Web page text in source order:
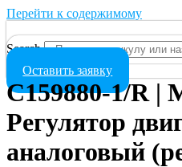
Перейти к содержимому
Search
Оставить заявку
C159880-1/R |
Регулятор
аналоговый